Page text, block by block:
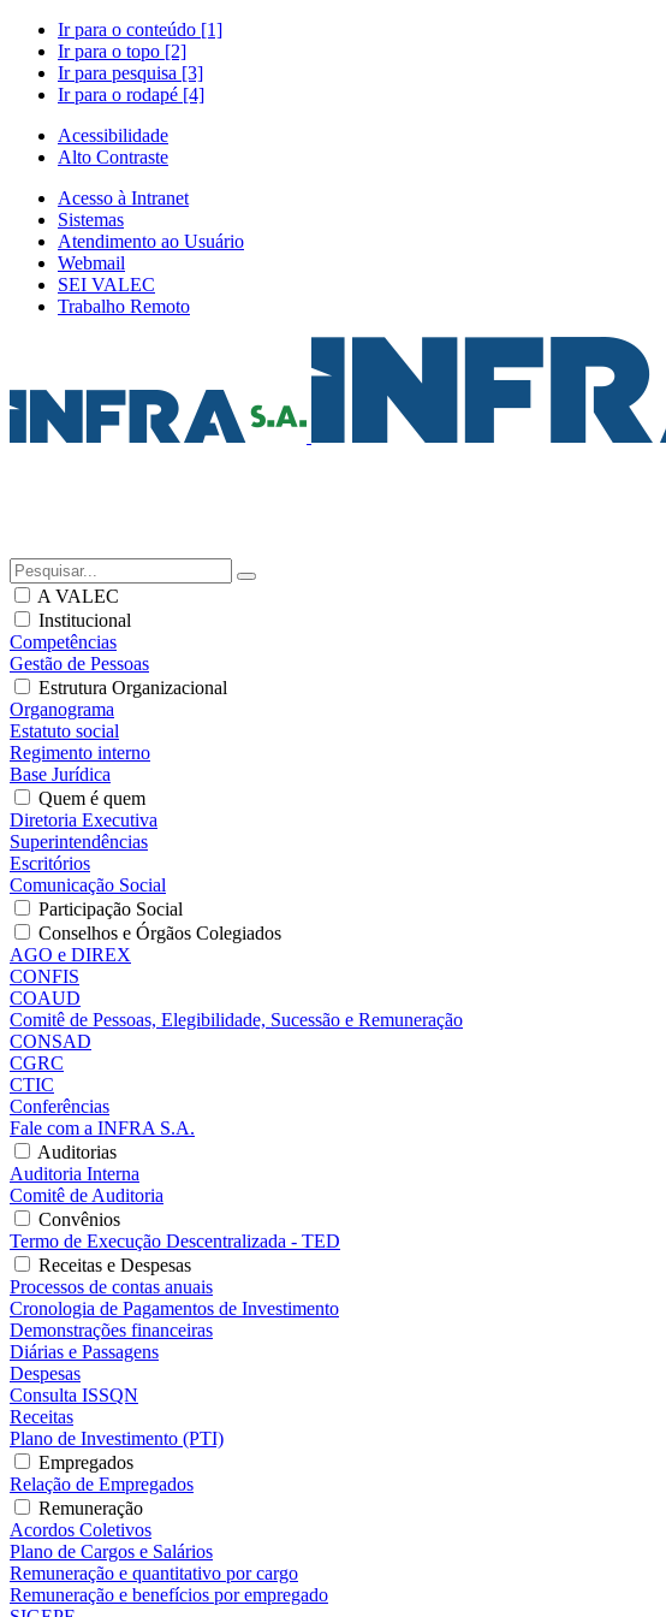
Ir para o conteúdo [1]
Ir para o topo [2]
Ir para pesquisa [3]
Ir para o rodapé [4]
Acessibilidade
Alto Contraste
Acesso à Intranet
Sistemas
Atendimento ao Usuário
Webmail
SEI VALEC
Trabalho Remoto
A VALEC
Institucional
Competências
Gestão de Pessoas
Estrutura Organizacional
Organograma
Estatuto social
Regimento interno
Base Jurídica
Quem é quem
Diretoria Executiva
Superintendências
Escritórios
Comunicação Social
Participação Social
Conselhos e Órgãos Colegiados
AGO e DIREX
CONFIS
COAUD
Comitê de Pessoas, Elegibilidade, Sucessão e Remuneração
CONSAD
CGRC
CTIC
Conferências
Fale com a INFRA S.A.
Auditorias
Auditoria Interna
Comitê de Auditoria
Convênios
Termo de Execução Descentralizada - TED
Receitas e Despesas
Processos de contas anuais
Cronologia de Pagamentos de Investimento
Demonstrações financeiras
Diárias e Passagens
Despesas
Consulta ISSQN
Receitas
Plano de Investimento (PTI)
Empregados
Relação de Empregados
Remuneração
Acordos Coletivos
Plano de Cargos e Salários
Remuneração e quantitativo por cargo
Remuneração e benefícios por empregado